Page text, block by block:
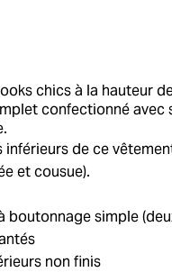
chics à la hauteur
confectionné avec
inférieurs de ce
et cousue).
boutonnage simple
non finis